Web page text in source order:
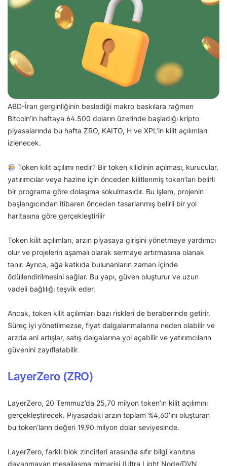
ABD-İran gerginliğinin beslediği makro baskılara rağmen
Bitcoin’in haftaya 64.500 doların üzerinde başladığı kripto
piyasalarında bu hafta ZRO, KAITO, H ve XPL’in kilit açılımları
izlenecek.
Token kilit açılımı nedir? Bir token kilidinin açılması, kurucular,
yatırımcılar veya hazine için önceden kilitlenmiş token’ları belirli
bir programa göre dolaşıma sokulmasıdır. Bu işlem, projenin
başlangıcından itibaren önceden tasarlanmış belirli bir yol
haritasına göre gerçekleştirilir
Token kilit açılımları, arzın piyasaya girişini yönetmeye yardımcı
olur ve projelerin aşamalı olarak sermaye artırmasına olanak
tanır. Ayrıca, ağa katkıda bulunanların zaman içinde
ödüllendirilmesini sağlar. Bu yapı, güven oluşturur ve uzun
vadeli bağlılığı teşvik eder.
Ancak, token kilit açılımları bazı riskleri de beraberinde getirir.
Süreç iyi yönetilmezse, fiyat dalgalanmalarına neden olabilir ve
arzda ani artışlar, satış dalgalarına yol açabilir ve yatırımcıların
güvenini zayıflatabilir.
LayerZero (ZRO)
LayerZero, 20 Temmuz’da 25,70 milyon token’ın kilit açılımını
gerçekleştirecek. Piyasadaki arzın toplam %4,60’ını oluşturan
bu token’ların değeri 19,90 milyon dolar seviyesinde.
LayerZero, farklı blok zincirleri arasında sıfır bilgi kanıtına
dayanmayan mesajlaşma mimarisi (Ultra Light Node/DVN